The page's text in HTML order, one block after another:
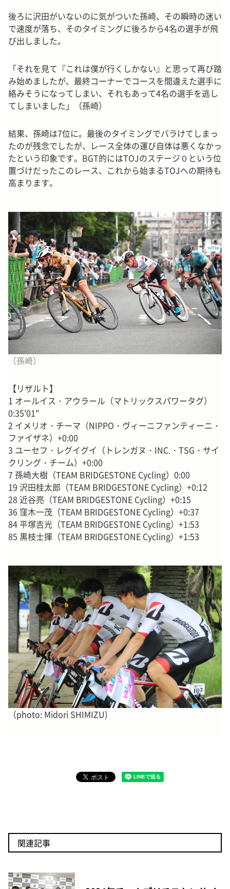
後ろに沢田がいないのに気がついた孫崎、その瞬時の迷い
で速度が落ち、そのタイミングに後ろから4名の選手が飛
び出しました。
「それを見て『これは僕が行くしかない』と思って再び踏
み始めましたが、最終コーナーでコースを間違えた選手に
絡みそうになってしまい、それもあって4名の選手を逃し
てしまいました」（孫崎）
結果、孫崎は7位に。最後のタイミングでバラけてしまっ
たのが残念でしたが、レース全体の運び自体は悪くなかっ
たという印象です。BGT的にはTOJのステージ０という位
置づけだったこのレース、これから始まるTOJへの期待も
高まります。
（孫崎）
【リザルト】
1 オールイス・アウラール（マトリックスパワータグ）
0:35'01"
2 イメリオ・チーマ（NIPPO・ヴィーニファンティーニ・
ファイザネ）+0:00
3 ユーセフ・レグイグイ（トレンガヌ・INC.・TSG・サイ
クリング・チーム）+0:00
7 孫崎大樹（TEAM BRIDGESTONE Cycling）0:00
19 沢田桂太郎（TEAM BRIDGESTONE Cycling）+0:12
28 近谷亮（TEAM BRIDGESTONE Cycling）+0:15
36 窪木一茂（TEAM BRIDGESTONE Cycling）+0:37
84 平塚吉光（TEAM BRIDGESTONE Cycling）+1:53
85 黒枝士揮（TEAM BRIDGESTONE Cycling）+1:53
（photo: Midori SHIMIZU)
関連記事